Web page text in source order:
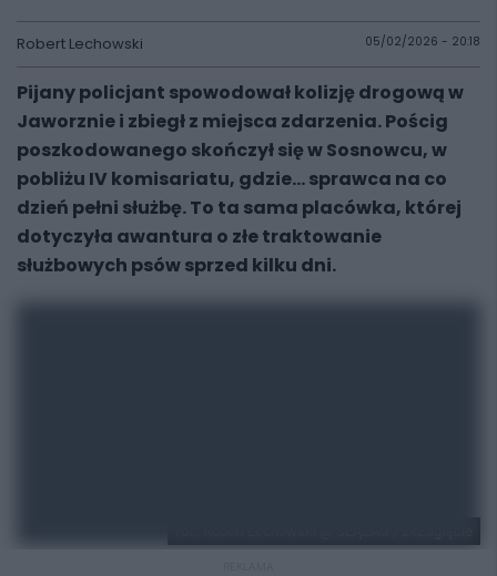
Robert Lechowski 05/02/2026 - 20:18
Pijany policjant spowodował kolizję drogową w
Jaworznie i zbiegł z miejsca zdarzenia. Pościg
poszkodowanego skończył się w Sosnowcu, w
pobliżu IV komisariatu, gdzie… sprawca na co
dzień pełni służbę. To ta sama placówka, której
dotyczyła awantura o złe traktowanie
służbowych psów sprzed kilku dni.